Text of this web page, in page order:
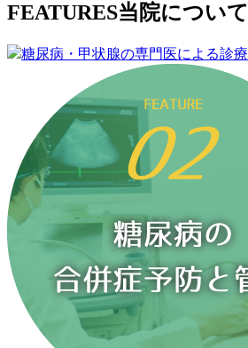
FEATURES当院について
糖尿病・甲状腺の専門医による診療